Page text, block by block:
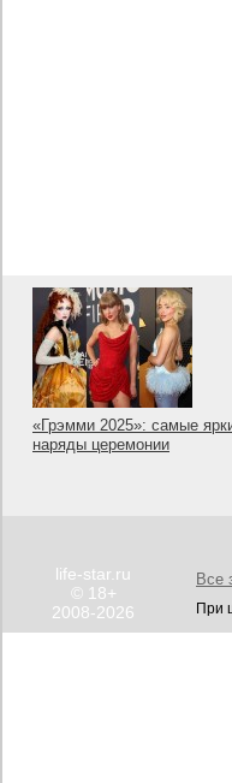
«Грэмми 2025»: самые
наряды церемонии
life-star.ru
© 18+
2008-2026
Все
При